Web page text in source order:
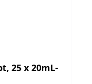
25 x 20mL-